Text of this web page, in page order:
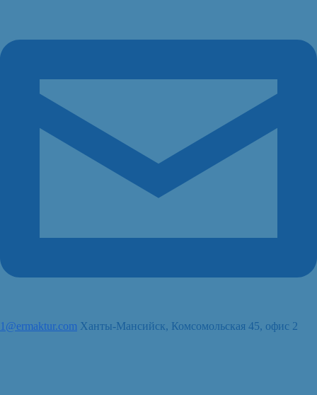
1@ermaktur.com Ханты-Мансийск, Комсомольская 45, офис 2